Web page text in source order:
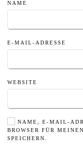
NAME
E-MAIL-ADRESSE
WEBSITE
NAME, E-MAIL-
BROWSER FÜR
SPEICHERN.